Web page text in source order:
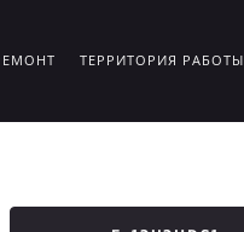
ТЕРРИТОРИЯ РАБОТЫ